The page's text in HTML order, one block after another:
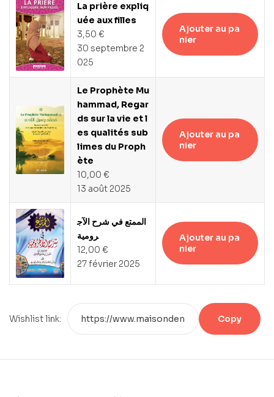
La prière expliq
uée aux filles
3,50 €
30 septembre 2
025
Ajouter au pa
nier
Le Prophète Mu
hammad, Regar
ds sur la vie et l
es qualités sub
limes du Proph
ète
10,00 €
13 août 2025
Ajouter au pa
nier
الممتع في شرح الآج
رومية
12,00 €
27 février 2025
Ajouter au pa
nier
Wishlist link: Copy